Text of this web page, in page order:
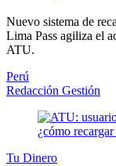
Nuevo sistema de
Lima Pass agiliza el
ATU.
Perú
Redacción Gestión
Tu Dinero